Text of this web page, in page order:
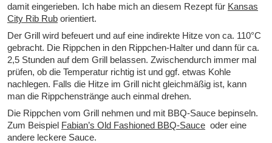
damit eingerieben. Ich habe mich an diesem Rezept für Kansas
City Rib Rub orientiert.
Der Grill wird befeuert und auf eine indirekte Hitze von ca. 110°C
gebracht. Die Rippchen in den Rippchen-Halter und dann für ca.
2,5 Stunden auf dem Grill belassen. Zwischendurch immer mal
prüfen, ob die Temperatur richtig ist und ggf. etwas Kohle
nachlegen. Falls die Hitze im Grill nicht gleichmäßig ist, kann
man die Rippchenstränge auch einmal drehen.
Die Rippchen vom Grill nehmen und mit BBQ-Sauce bepinseln.
Zum Beispiel Fabian’s Old Fashioned BBQ-Sauce oder eine
andere leckere Sauce.